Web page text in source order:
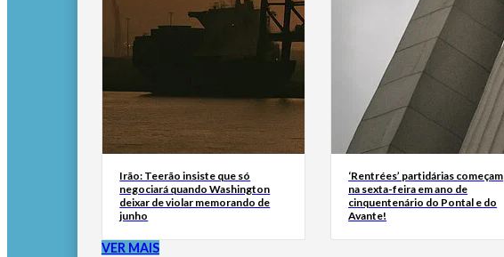
Irão: Teerão insiste que só
negociará quando Washington
deixar de violar memorando de
junho
‘Rentrées’ partidárias começam
na sexta-feira em ano de
cinquentenário do Pontal e do
Avante!
VER MAIS